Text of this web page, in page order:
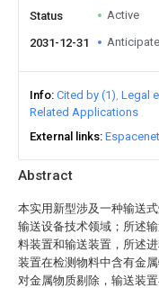
Abstract
本实用新型涉及一种输送
输送设备技术领域；所述
料装置和输送装置，所述
装置在检测物料中含有金
对金属物质剔除，输送装
Status Active
2031-12-31
Info Cited by (1) Legal
Related Applications
External links Espacenet